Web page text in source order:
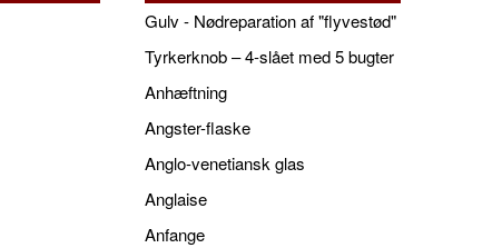
Gulv - Nødreparation af "flyvestød"
Tyrkerknob – 4-slået med 5 bugter
Anhæftning
Angster-flaske
Anglo-venetiansk glas
Anglaise
Anfange